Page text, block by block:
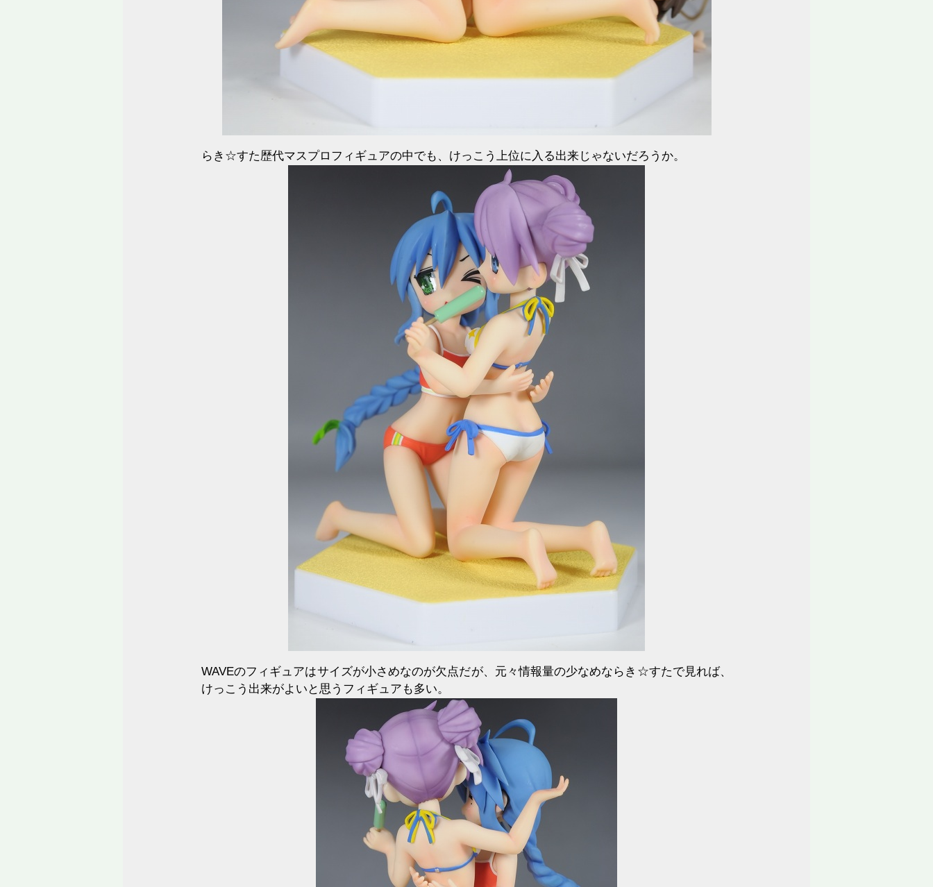
らき☆すた歴代マスプロフィギュアの中でも、けっこう上位に入る出来じゃないだろうか。
WAVEのフィギュアはサイズが小さめなのが欠点だが、元々情報量の少なめならき☆すたで見れば、
けっこう出来がよいと思うフィギュアも多い。